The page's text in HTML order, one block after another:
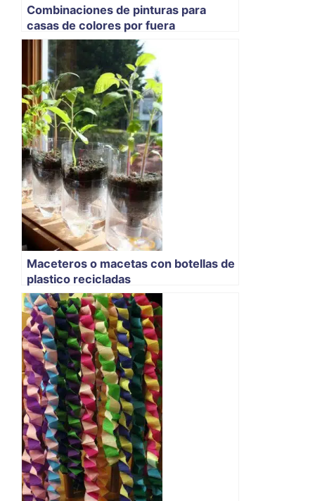
Combinaciones de pinturas para
casas de colores por fuera
Maceteros o macetas con botellas de
plastico recicladas